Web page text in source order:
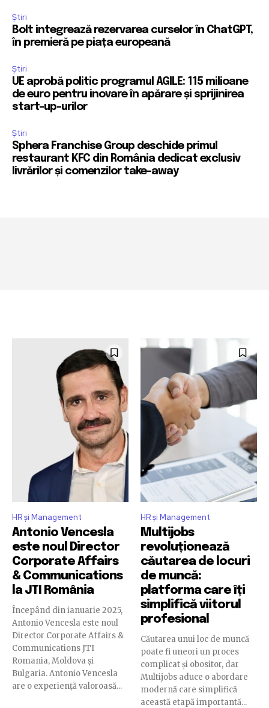
Știri
Bolt integrează rezervarea curselor în ChatGPT,
în premieră pe piața europeană
Știri
UE aprobă politic programul AGILE: 115 milioane
de euro pentru inovare în apărare și sprijinirea
start-up-urilor
Știri
Sphera Franchise Group deschide primul
restaurant KFC din România dedicat exclusiv
livrărilor și comenzilor take-away
HR și Management
Antonio Vencesla
este noul Director
Corporate Affairs
& Communications
la JTI România
Începând din ianuarie 2025,
Antonio Vencesla este noul
Director Corporate Affairs &
Communications JTI
Romania, Moldova și
Bulgaria. Antonio Vencesla
are o experiență valoroasă...
HR și Management
Multijobs
revoluționează
căutarea de locuri
de muncă:
platforma care îți
simplifică viitorul
profesional
Căutarea unui loc de muncă
poate fi uneori un proces
complicat și obositor, dar
Multijobs aduce o abordare
modernă care simplifică
această etapă importantă...